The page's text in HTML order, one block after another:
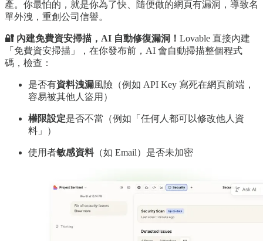
產。你最怕的，就是你為了快、隨便做的網頁有漏洞，導致名
單外洩，重創公司信譽。
🔐 內建免費資安掃描，AI 自動修復漏洞！ Lovable 直接內建
「免費資安掃描」，在你發布前，AI 會自動掃描整個程式
碼，檢查：
是否有資料洩漏風險（例如 API Key 寫死在網頁前端，
容易被其他人盜用）
權限設定是否不當（例如「任何人都可以修改他人資
料」）
使用者敏感資料（如 Email）是否未加密